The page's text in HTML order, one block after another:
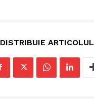
DISTRIBUIE ARTICOLUL